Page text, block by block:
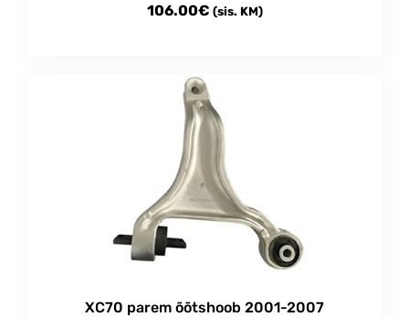
106.00€ (sis. KM)
XC70 parem õõtshoob 2001-2007